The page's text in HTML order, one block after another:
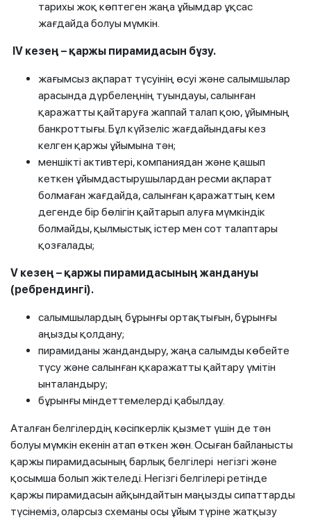
тарихы жоқ көптеген жаңа ұйымдар ұқсас
жағдайда болуы мүмкін.
IV кезең – қаржы пирамидасын бұзу.
жағымсыз ақпарат түсуінің өсуі және салымшылар
арасында дүрбелеңнің туындауы, салынған
қаражатты қайтаруға жаппай талап қою, ұйымның
банкроттығы. Бұл күйзеліс жағдайындағы кез
келген қаржы ұйымына тән;
меншікті активтері, компаниядан және қашып
кеткен ұйымдастырушылардан ресми ақпарат
болмаған жағдайда, салынған қаражаттың кем
дегенде бір бөлігін қайтарып алуға мүмкіндік
болмайды, қылмыстық істер мен сот талаптары
қозғалады;
V кезең – қаржы пирамидасының жандануы
(ребрендингі).
салымшылардың бұрынғы ортақтығын, бұрынғы
аңызды қолдану;
пирамиданы жандандыру, жаңа салымды көбейте
түсу және салынған қкаражатты қайтару үмітін
ынталандыру;
бұрынғы міндеттемелерді қабылдау.
Аталған белгілердің кәсіпкерлік қызмет үшін де тән
болуы мүмкін екенін атап өткен жөн. Осыған байланысты
қаржы пирамидасының барлық белгілері негізгі және
қосымша болып жіктеледі. Негізгі белгілері ретінде
қаржы пирамидасын айқындайтын маңызды сипаттарды
түсінеміз, оларсыз схеманы осы ұйым түріне жатқызу